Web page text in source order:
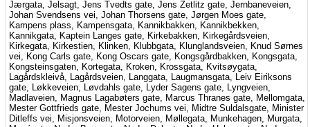
Jærgata, Jelsagt, Jens Tvedts gate, Jens Zetlitz gate, Jernbaneveien,
Johan Svendsens vei, Johan Thorsens gate, Jørgen Moes gate,
Kampens plass, Kampensgata, Kannikbakken, Kannikbekken,
Kannikgata, Kaptein Langes gate, Kirkebakken, Kirkegårdsveien,
Kirkegata, Kirkestien, Klinken, Klubbgata, Klunglandsveien, Knud Sørnes
vei, Kong Carls gate, Kong Oscars gate, Kongsgårdbakken, Kongsgata,
Kongsteinsgaten, Kortegata, Kroken, Krossgata, Kvitsøygata,
Lagårdskleivå, Lagårdsveien, Langgata, Laugmansgata, Leiv Eiriksons
gate, Løkkeveien, Løvdahls gate, Lyder Sagens gate, Lyngveien,
Madlaveien, Magnus Lagabøters gate, Marcus Thranes gate, Mellomgata,
Mester Gottfrieds gate, Mester Jochums vei, Midtre Suldalsgate, Minister
Ditleffs vei, Misjonsveien, Motorveien, Møllegata, Munkehagen, Murgata,